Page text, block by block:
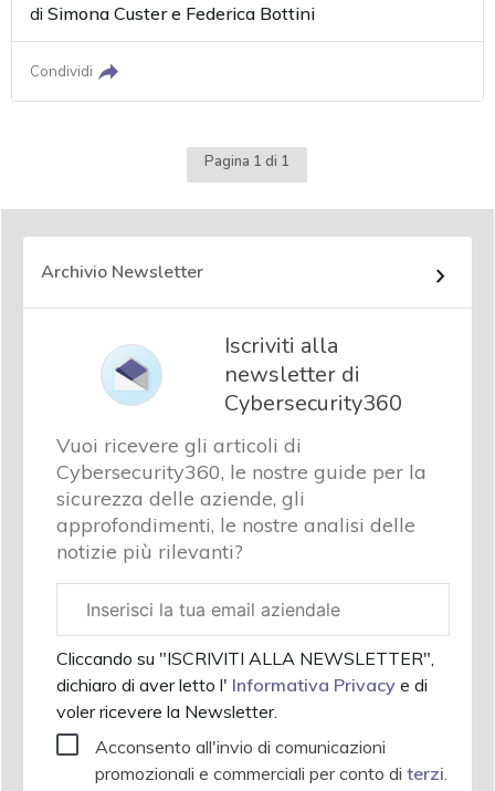
diSimona Custere Federica Bottini
Condividi
Pagina 1 di 1
Archivio Newsletter
Iscriviti alla
newsletter di
Cybersecurity360
Vuoi ricevere gli articoli di
Cybersecurity360, le nostre guide per la
sicurezza delle aziende, gli
approfondimenti, le nostre analisi delle
notizie più rilevanti?
aziendale
Cliccando su "ISCRIVITI ALLA NEWSLETTER",
dichiaro di aver letto l' Informativa Privacy e di
voler ricevere la Newsletter.
Acconsento all'invio di comunicazioni
promozionali e commerciali per conto di terzi